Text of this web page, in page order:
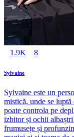
1.9K 8
Sylvaine
Sylvaine este un
mistică, unde se luptă
poate controla pe
izbitor și ochii
frumusețe și